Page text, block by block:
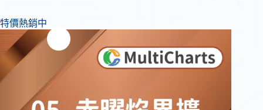
特價熱銷中